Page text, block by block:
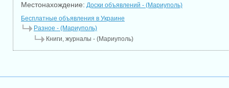
Местонахождение: Доски объявлений - (Мариуполь)
Бесплатные объявления в Украине
Разное - (Мариуполь)
Книги, журналы - (Мариуполь)